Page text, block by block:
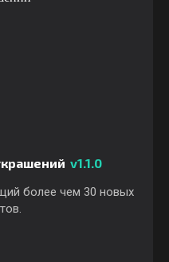
v1.1.0
более чем 30 новых